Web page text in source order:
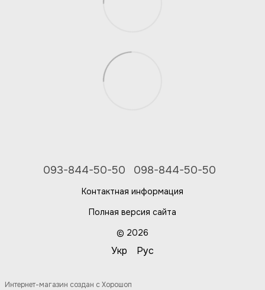
093-844-50-50 098-844-50-50
Контактная информация
Полная версия сайта
© 2026
Укр Рус
Интернет-магазин создан с Хорошоп